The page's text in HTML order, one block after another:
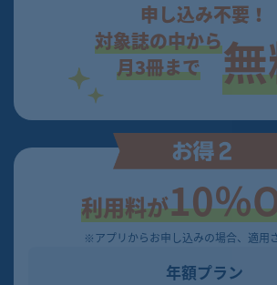
申し込み不要！
対象誌の中から
月3冊まで
利用料が10％
※アプリからお申し込みの場合、適用
年額プラン